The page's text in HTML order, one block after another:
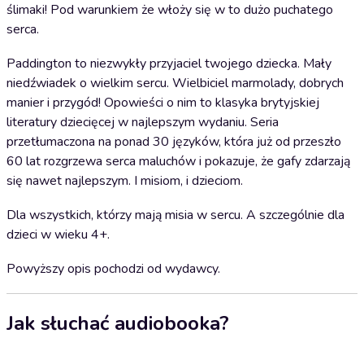
ślimaki! Pod warunkiem że włoży się w to dużo puchatego
serca.
Paddington to niezwykły przyjaciel twojego dziecka. Mały
niedźwiadek o wielkim sercu. Wielbiciel marmolady, dobrych
manier i przygód! Opowieści o nim to klasyka brytyjskiej
literatury dziecięcej w najlepszym wydaniu. Seria
przetłumaczona na ponad 30 języków, która już od przeszło
60 lat rozgrzewa serca maluchów i pokazuje, że gafy zdarzają
się nawet najlepszym. I misiom, i dzieciom.
Dla wszystkich, którzy mają misia w sercu. A szczególnie dla
dzieci w wieku 4+.
Powyższy opis pochodzi od wydawcy.
Jak słuchać audiobooka?